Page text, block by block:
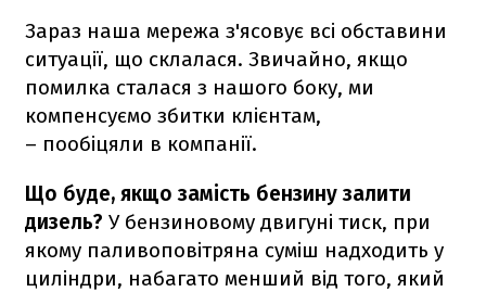
Зараз наша мережа з'ясовує всі обставини
ситуації, що склалася. Звичайно, якщо
помилка сталася з нашого боку, ми
компенсуємо збитки клієнтам,
– пообіцяли в компанії.
Що буде, якщо замість бензину залити
дизель? У бензиновому двигуні тиск, при
якому паливоповітряна суміш надходить у
циліндри, набагато менший від того, який